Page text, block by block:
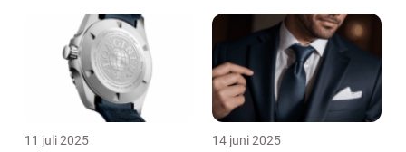
11 juli 2025 14 juni 2025